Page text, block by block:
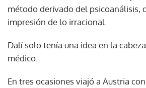
método derivado del psicoanálisis,
impresión de lo irracional.
Dalí solo tenía una idea en la
médico.
En tres ocasiones viajó a Austria